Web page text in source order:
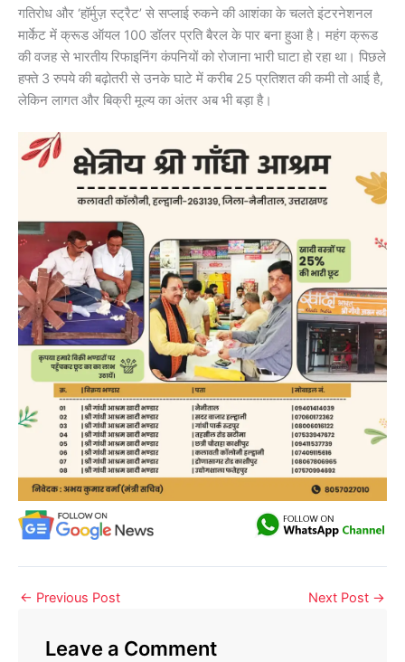
गतिरोध और ‘हॉर्मुज़ स्ट्रैट’ से सप्लाई रुकने की आशंका के चलते इंटरनेशनल
मार्केट में क्रूड ऑयल 100 डॉलर प्रति बैरल के पार बना हुआ है। महंग क्रूड
की वजह से भारतीय रिफाइनिंग कंपनियों को रोजाना भारी घाटा हो रहा था। पिछले
हफ्ते 3 रुपये की बढ़ोतरी से उनके घाटे में करीब 25 प्रतिशत की कमी तो आई है,
लेकिन लागत और बिक्री मूल्य का अंतर अब भी बड़ा है।
← Previous Post Next Post →
Leave a Comment